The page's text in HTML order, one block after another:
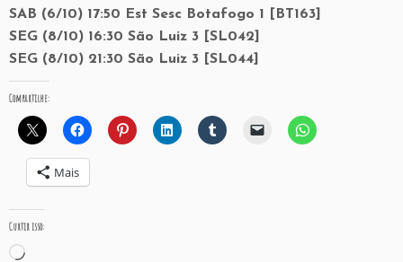
SAB (6/10) 17:50 Est Sesc Botafogo 1 [BT163]
SEG (8/10) 16:30 São Luiz 3 [SL042]
SEG (8/10) 21:30 São Luiz 3 [SL044]
Compartilhe:
Mais
Curtir isso:
Carregando...